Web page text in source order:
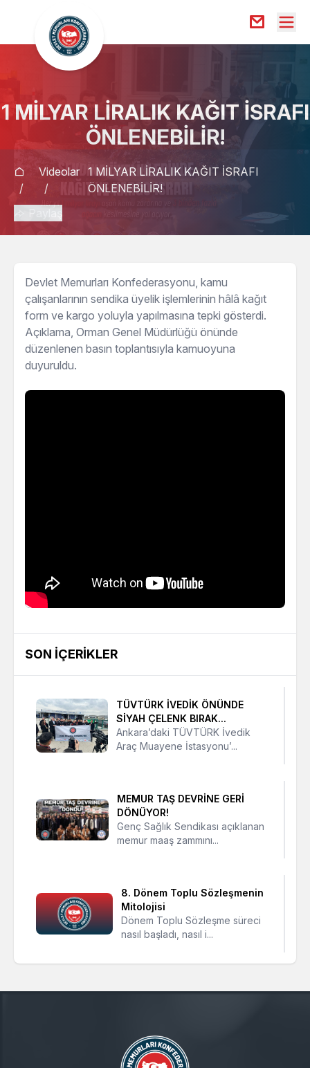
1 MİLYAR LİRALIK KAĞIT İSRAFI
ÖNLENEBİLİR!
/
Videolar
/
1 MİLYAR LİRALIK KAĞIT İSRAFI
ÖNLENEBİLİR!
Paylaş
Devlet Memurları Konfederasyonu, kamu
çalışanlarının sendika üyelik işlemlerinin hâlâ kağıt
form ve kargo yoluyla yapılmasına tepki gösterdi.
Açıklama, Orman Genel Müdürlüğü önünde
düzenlenen basın toplantısıyla kamuoyuna
duyuruldu.
SON İÇERIKLER
TÜVTÜRK İVEDİK ÖNÜNDE
SİYAH ÇELENK BIRAK...
Ankara’daki TÜVTÜRK İvedik
Araç Muayene İstasyonu’...
MEMUR TAŞ DEVRİNE GERİ
DÖNÜYOR!
Genç Sağlık Sendikası açıklanan
memur maaş zammını...
8. Dönem Toplu Sözleşmenin
Mitolojisi
Dönem Toplu Sözleşme süreci
nasıl başladı, nasıl i...